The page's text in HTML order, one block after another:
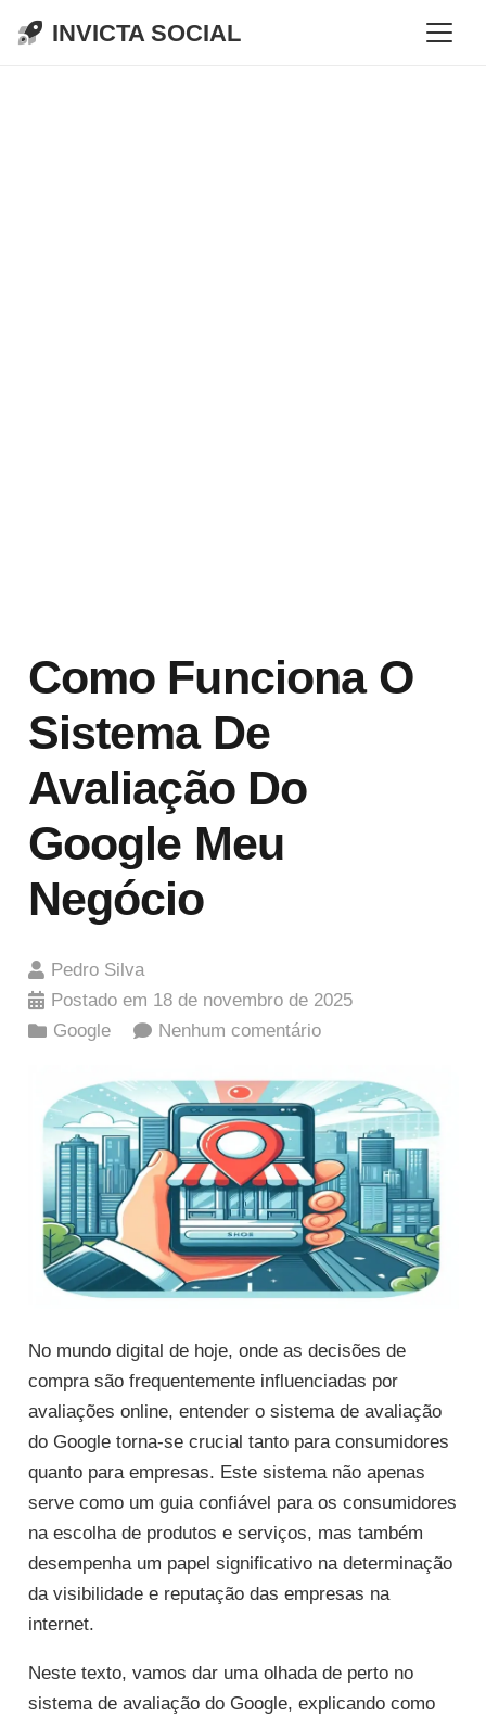
INVICTA SOCIAL
Como Funciona O
Sistema De
Avaliação Do
Google Meu
Negócio
Pedro Silva
Postado em 18 de novembro de 2025
Google
Nenhum comentário
No mundo digital de hoje, onde as decisões de
compra são frequentemente influenciadas por
avaliações online, entender o sistema de avaliação
do Google torna-se crucial tanto para consumidores
quanto para empresas. Este sistema não apenas
serve como um guia confiável para os consumidores
na escolha de produtos e serviços, mas também
desempenha um papel significativo na determinação
da visibilidade e reputação das empresas na
internet.
Neste texto, vamos dar uma olhada de perto no
sistema de avaliação do Google, explicando como